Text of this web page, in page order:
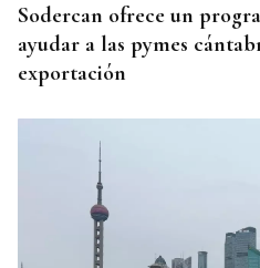
Sodercan ofrece un
ayudar a las pymes
exportación